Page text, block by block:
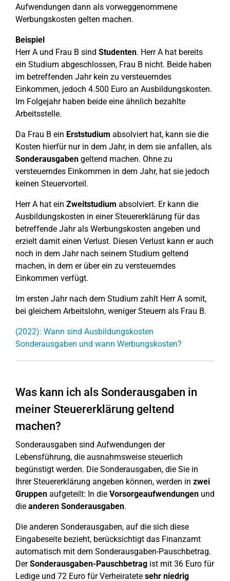
Aufwendungen dann als vorweggenommene
Werbungskosten gelten machen.
Beispiel
Herr A und Frau B sind Studenten. Herr A hat bereits
ein Studium abgeschlossen, Frau B nicht. Beide haben
im betreffenden Jahr kein zu versteuerndes
Einkommen, jedoch 4.500 Euro an Ausbildungskosten.
Im Folgejahr haben beide eine ähnlich bezahlte
Arbeitsstelle.
Da Frau B ein Erststudium absolviert hat, kann sie die
Kosten hierfür nur in dem Jahr, in dem sie anfallen, als
Sonderausgaben geltend machen. Ohne zu
versteuerndes Einkommen in dem Jahr, hat sie jedoch
keinen Steuervorteil.
Herr A hat ein Zweitstudium absolviert. Er kann die
Ausbildungskosten in einer Steuererklärung für das
betreffende Jahr als Werbungskosten angeben und
erzielt damit einen Verlust. Diesen Verlust kann er auch
noch in dem Jahr nach seinem Studium geltend
machen, in dem er über ein zu versteuerndes
Einkommen verfügt.
Im ersten Jahr nach dem Studium zahlt Herr A somit,
bei gleichem Arbeitslohn, weniger Steuern als Frau B.
(2022): Wann sind Ausbildungskosten
Sonderausgaben und wann Werbungskosten?
Was kann ich als Sonderausgaben in
meiner Steuererklärung geltend
machen?
Sonderausgaben sind Aufwendungen der
Lebensführung, die ausnahmsweise steuerlich
begünstigt werden. Die Sonderausgaben, die Sie in
Ihrer Steuererklärung angeben können, werden in zwei
Gruppen aufgeteilt: In die Vorsorgeaufwendungen und
die anderen Sonderausgaben.
Die anderen Sonderausgaben, auf die sich diese
Eingabeseite bezieht, berücksichtigt das Finanzamt
automatisch mit dem Sonderausgaben-Pauschbetrag.
DerSonderausgaben-Pauschbetrag ist mit 36 Euro für
Ledige und 72 Euro für Verheiratete sehr niedrig